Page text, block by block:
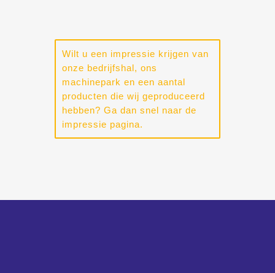
Wilt u een impressie krijgen van
onze bedrijfshal, ons
machinepark en een aantal
producten die wij geproduceerd
hebben? Ga dan snel naar de
impressie pagina.